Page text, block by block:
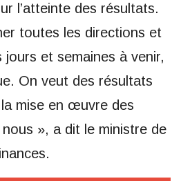
l’atteinte des résultats.
toutes les directions et
et semaines à venir,
On veut des résultats
mise en œuvre des
», a dit le ministre de